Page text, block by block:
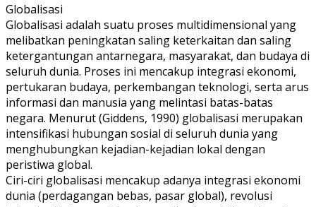
Globalisasi
Globalisasi adalah suatu proses multidimensional yang
melibatkan peningkatan saling keterkaitan dan saling
ketergantungan antarnegara, masyarakat, dan budaya di
seluruh dunia. Proses ini mencakup integrasi ekonomi,
pertukaran budaya, perkembangan teknologi, serta arus
informasi dan manusia yang melintasi batas-batas
negara. Menurut (Giddens, 1990) globalisasi merupakan
intensifikasi hubungan sosial di seluruh dunia yang
menghubungkan kejadian-kejadian lokal dengan
peristiwa global.
Ciri-ciri globalisasi mencakup adanya integrasi ekonomi
dunia (perdagangan bebas, pasar global), revolusi